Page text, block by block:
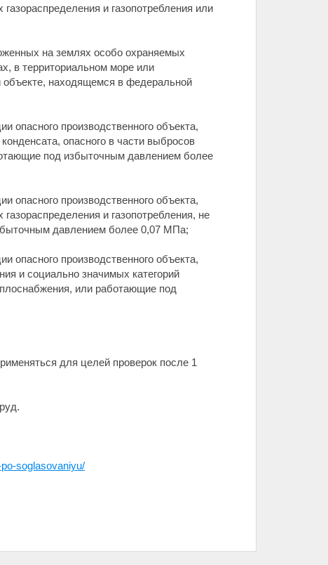
и газопотребления или
на землях особо охраняемых
в территориальном море или
объекте, находящемся в федеральной
опасного производственного объекта,
опасного в части выбросов
под избыточным давлением более
опасного производственного объекта,
и газопотребления, не
давлением более 0,07 МПа;
опасного производственного объекта,
и социально значимых категорий
или работающие под
для целей проверок после 1
soglasovaniyu/